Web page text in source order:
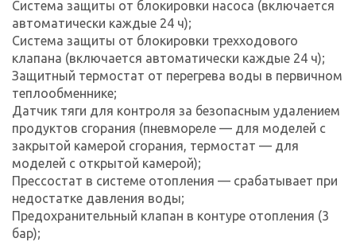
Система защиты от блокировки насоса (включается
автоматически каждые 24 ч);
Система защиты от блокировки трехходового
клапана (включается автоматически каждые 24 ч);
Защитный термостат от перегрева воды в первичном
теплообменнике;
Датчик тяги для контроля за безопасным удалением
продуктов сгорания (пневмореле — для моделей с
закрытой камерой сгорания, термостат — для
моделей с открытой камерой);
Прессостат в системе отопления — срабатывает при
недостатке давления воды;
Предохранительный клапан в контуре отопления (3
бар);